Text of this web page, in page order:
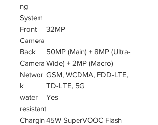
ng
System
Front
Camera
32MP
Back
Camera
50MP (Main) + 8MP (Ultra-
Wide) + 2MP (Macro)
Networ
k
GSM, WCDMA, FDD-LTE,
TD-LTE, 5G
water
resistant
Yes
Chargin45W SuperVOOC Flash